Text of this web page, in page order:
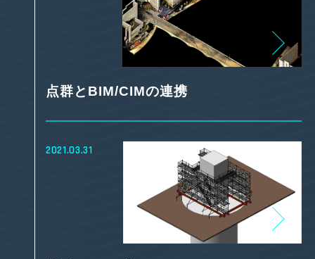
点群とBIM/CIMの連携
2021.03.31